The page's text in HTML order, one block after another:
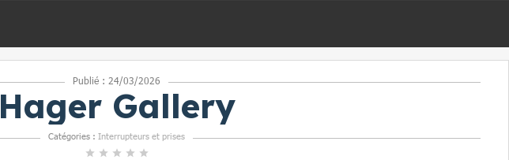
Publié : 24/03/2026
Hager Gallery
Catégories : Interrupteurs et prises
star star star star star